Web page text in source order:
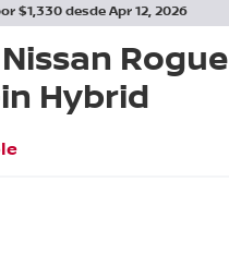
$1,330 desde Apr 12, 2026
Nissan Rogue
Hybrid